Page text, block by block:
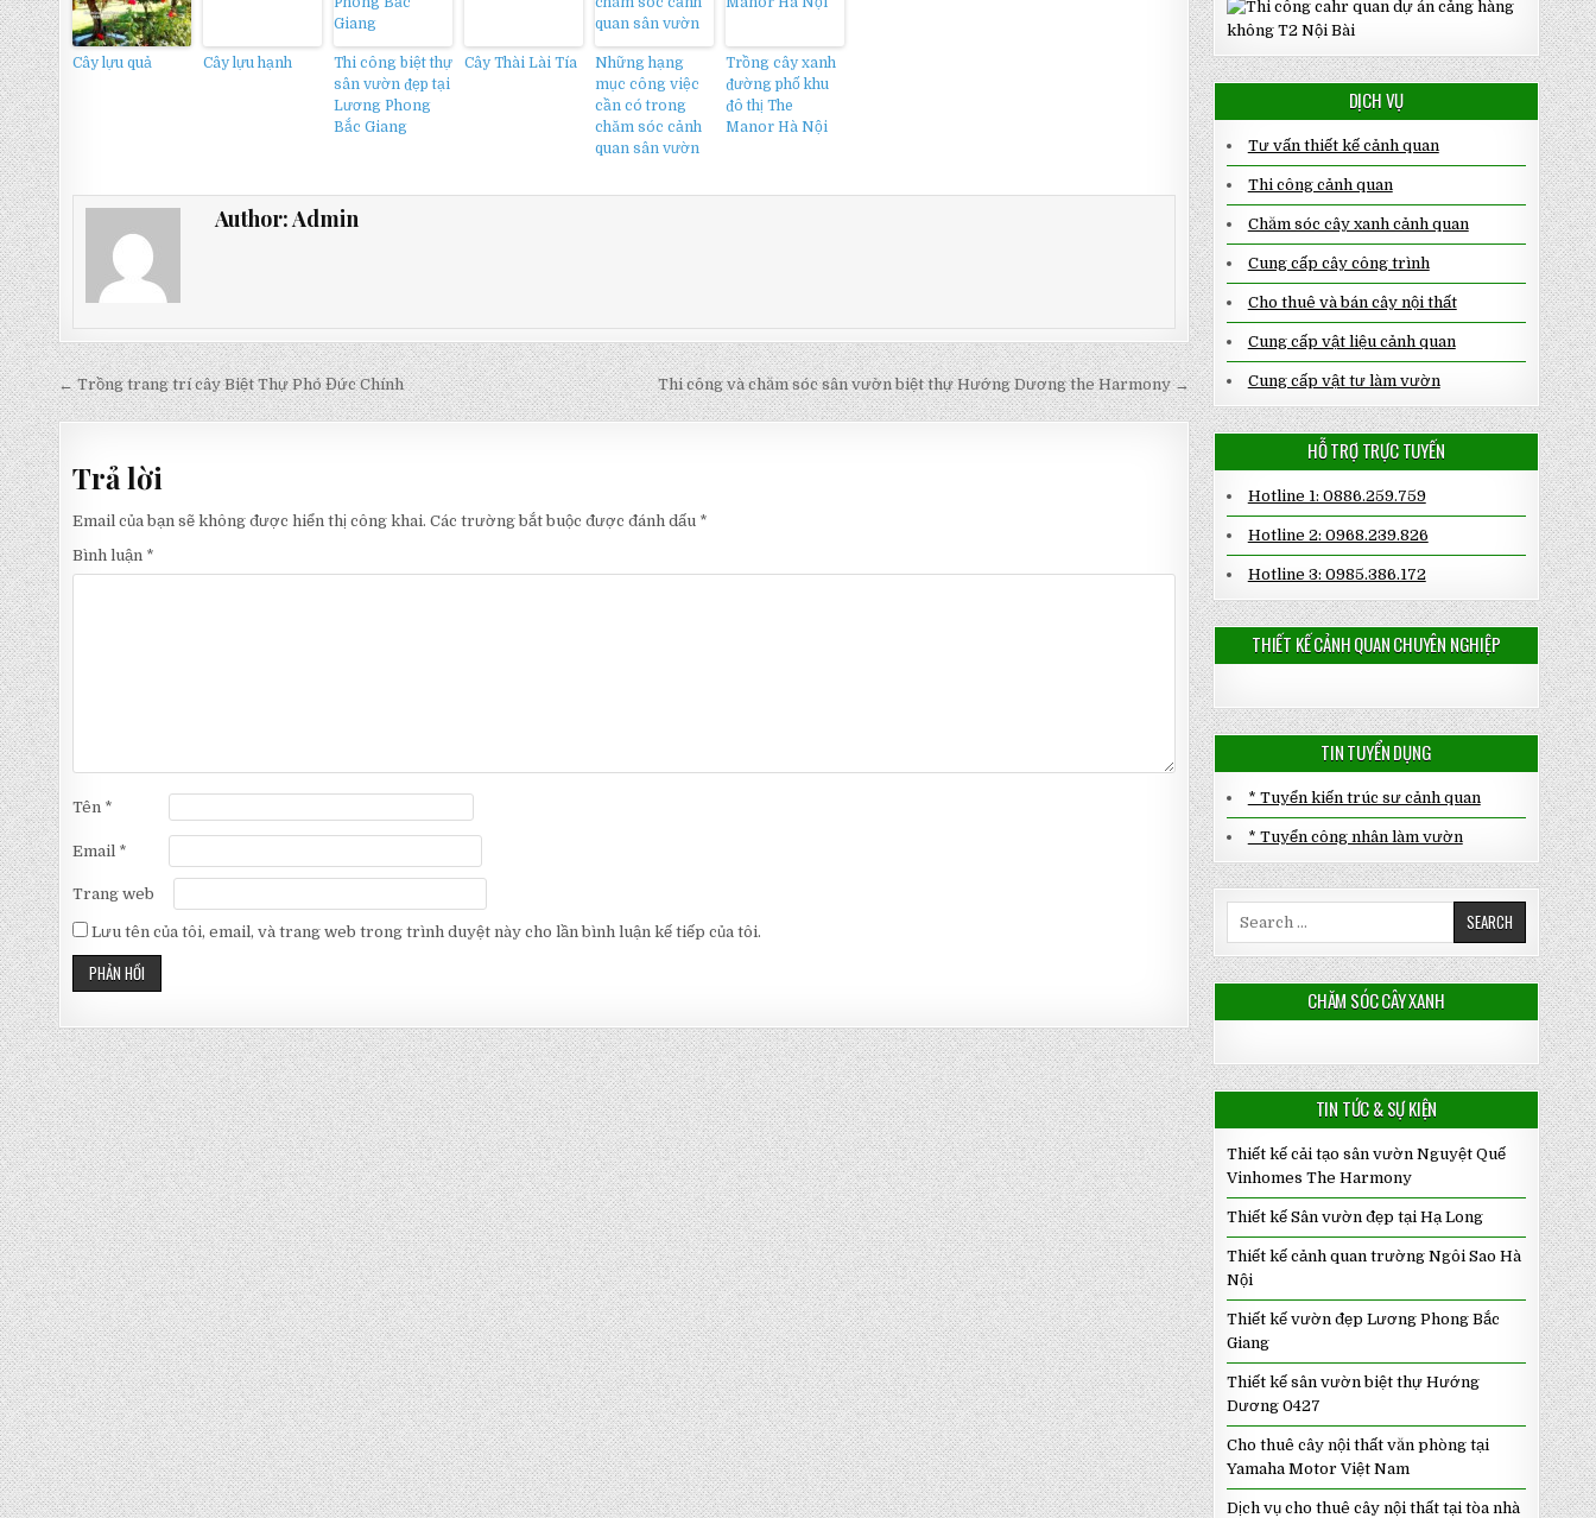
Cây lựu quả Cây lựu hạnh
Thi công biệt thự
sân vườn đẹp tại
Lương Phong
Bắc Giang
Cây Thài Lài Tía
Những hạng
mục công việc
cần có trong
chăm sóc cảnh
quan sân vườn
Trồng cây xanh
đường phố khu
đô thị The
Manor Hà Nội
Author:Admin
Điều
hướng
bài
viết
Thi công và chăm sóc sân vườn biệt thự Hướng Dương the Harmony →
← Trồng trang trí cây Biệt Thự Phó Đức Chính
Trả lời
Email của bạn sẽ không được hiển thị công khai. Các trường bắt buộc được đánh dấu *
Bình luận *
Tên *
Email *
Trang web
Lưu tên của tôi, email, và trang web trong trình duyệt này cho lần bình luận kế tiếp của tôi.
DỊCH VỤ
Tư vấn thiết kế cảnh quan
Thi công cảnh quan
Chăm sóc cây xanh cảnh quan
Cung cấp cây công trình
Cho thuê và bán cây nội thất
Cung cấp vật liệu cảnh quan
Cung cấp vật tư làm vườn
HỖ TRỢ TRỰC TUYẾN
Hotline 1: 0886.259.759
Hotline 2: 0968.239.826
Hotline 3: 0985.386.172
THIẾT KẾ CẢNH QUAN CHUYÊN NGHIỆP
TIN TUYỂN DỤNG
* Tuyển kiến trúc sư cảnh quan
* Tuyển công nhân làm vườn
CHĂM SÓC CÂY XANH
TIN TỨC & SỰ KIỆN
Thiết kế cải tạo sân vườn Nguyệt Quế
Vinhomes The Harmony
Thiết kế Sân vườn đẹp tại Hạ Long
Thiết kế cảnh quan trường Ngôi Sao Hà
Nội
Thiết kế vườn đẹp Lương Phong Bắc
Giang
Thiết kế sân vườn biệt thự Hướng
Dương 0427
Cho thuê cây nội thất văn phòng tại
Yamaha Motor Việt Nam
Dịch vụ cho thuê cây nội thất tại tòa nhà